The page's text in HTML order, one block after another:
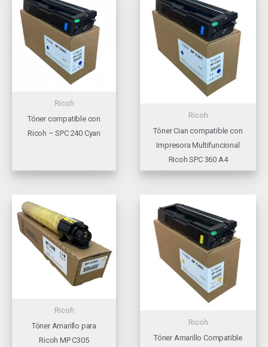
Ricoh
Tóner compatible con
Ricoh – SPC 240 Cyan
Ricoh
Tóner Cian compatible con
Impresora Multifuncional
Ricoh SPC 360 A4
Ricoh
Tóner Amarillo para
Ricoh MP C305
Ricoh
Tóner Amarillo Compatible